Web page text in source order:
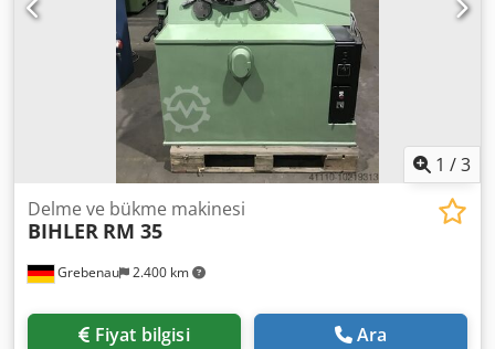
1 /3
Grebenau 2.400 km
Delme ve bükme makinesi
BIHLER RM 35
Fiyat bilgisi Ara